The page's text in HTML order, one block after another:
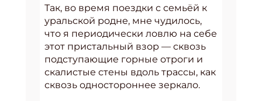
Так, во время поездки с семьёй к
уральской родне, мне чудилось,
что я периодически ловлю на себе
этот пристальный взор — сквозь
подступающие горные отроги и
скалистые стены вдоль трассы, как
сквозь одностороннее зеркало.